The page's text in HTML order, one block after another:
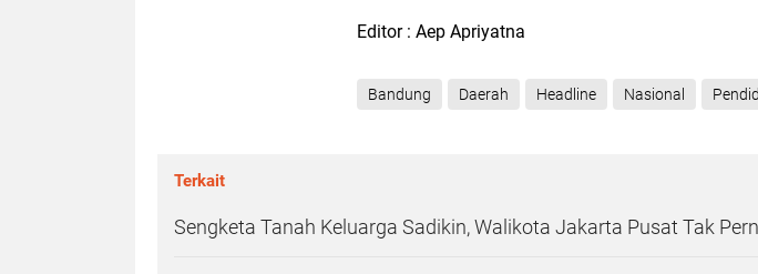
Editor : Aep Apriyatna
Bandung Daerah Headline Nasional
Terkait
Sengketa Tanah Keluarga Sadikin, Walikota Jakarta Pusat Tak